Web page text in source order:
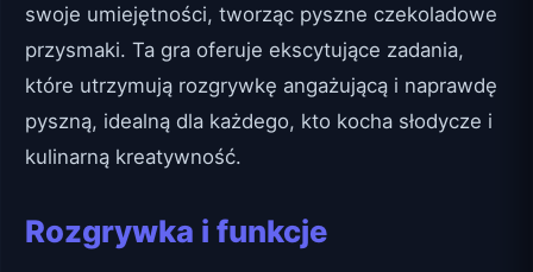
swoje umiejętności, tworząc pyszne czekoladowe
przysmaki. Ta gra oferuje ekscytujące zadania,
które utrzymują rozgrywkę angażującą i naprawdę
pyszną, idealną dla każdego, kto kocha słodycze i
kulinarną kreatywność.
Rozgrywka i funkcje